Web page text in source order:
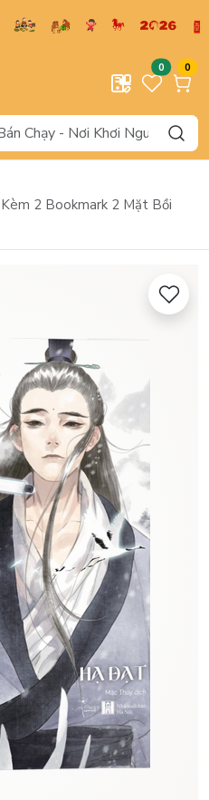
0 0
2 Bookmark 2 Mặt Bồi